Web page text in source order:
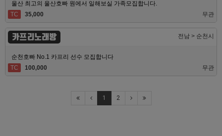
울산 최고의 울산호빠 원에서 일해보실 가족모집합니다.
TC
35,000 무관
카프리노래방 전남 > 순천시
순천호빠 No.1 카프리 선수 모집합니다
TC
100,000 무관
1 2